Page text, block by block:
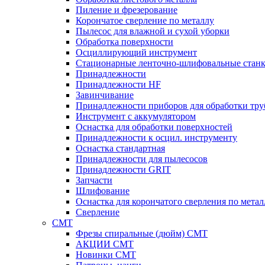
Пиление и фрезерование
Корончатое сверление по металлу
Пылесос для влажной и сухой уборки
Обработка поверхности
Осциллирующий инструмент
Стационарные ленточно-шлифовальные
Принадлежности
Принадлежности HF
Завинчивание
Принадлежности приборов для обработки
Инструмент с аккумулятором
Оснастка для обработки поверхностей
Принадлежности к осцил. инструменту
Оснастка стандартная
Принадлежности для пылесосов
Принадлежности GRIT
Запчасти
Шлифование
Оснастка для корончатого сверления по
Сверление
CMT
Фрезы спиральные (дюйм) СМТ
АКЦИИ СМТ
Новинки CMT